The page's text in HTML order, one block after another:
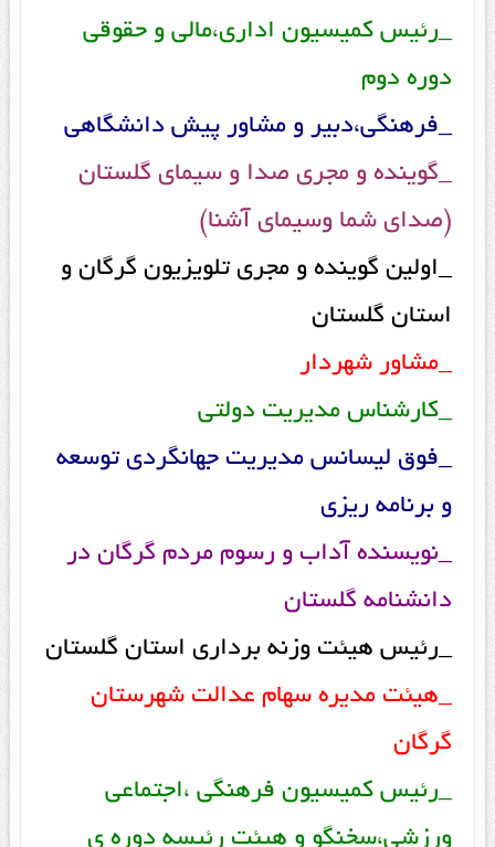
_رئیس کمیسیون اداری،مالی و حقوقی
دوره دوم
_فرهنگی،دبیر و مشاور پیش دانشگاهی
_گوینده و مجری صدا و سیمای گلستان
(صدای شما وسیمای آشنا)
_اولین گوینده و مجری تلویزیون گرگان و
استان گلستان
_مشاور شهردار
_کارشناس مدیریت دولتی
_فوق لیسانس مدیریت جهانگردی توسعه
و برنامه ریزی
_نویسنده آداب و رسوم مردم گرگان در
دانشنامه گلستان
_رئیس هیئت وزنه برداری استان گلستان
_هیئت مدیره سهام عدالت شهرستان
گرگان
_رئیس کمیسیون فرهنگی ،اجتماعی
ورزشی،سخنگو و هیئت رئیسه دوره ی